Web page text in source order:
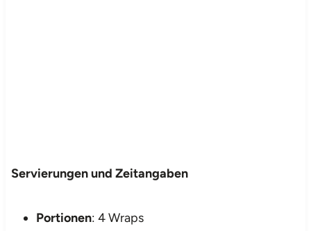
Servierungen und Zeitangaben
Portionen: 4 Wraps